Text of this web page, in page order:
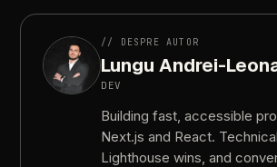
// DESPRE AUTOR
Lungu Andrei-
DEV
Building fast, accessible
Next.js and React. Technical
Lighthouse wins, and